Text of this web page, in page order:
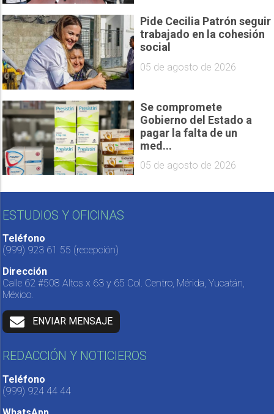
Pide Cecilia Patrón seguir
trabajado en la cohesión
social
05 de agosto de 2026
Se compromete
Gobierno del Estado a
pagar la falta de un
med...
05 de agosto de 2026
ESTUDIOS Y OFICINAS
Teléfono
(999) 923 61 55 (recepción)
Dirección
Calle 62 #508 Altos x 63 y 65 Col. Centro, Mérida, Yucatán,
México.
ENVIAR MENSAJE
REDACCIÓN Y NOTICIEROS
Teléfono
(999) 924 44 44